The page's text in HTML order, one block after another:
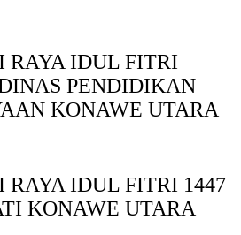
RAYA IDUL FITRI
PENDIDIKAN
KONAWE UTARA
RAYA IDUL FITRI 1447
KONAWE UTARA